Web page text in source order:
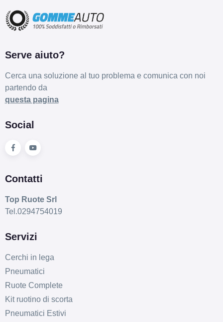
Serve aiuto?
Cerca una soluzione al tuo problema e comunica con noi
partendo da
questa pagina
Social
Contatti
Top Ruote Srl
Tel.0294754019
Servizi
Cerchi in lega
Pneumatici
Ruote Complete
Kit ruotino di scorta
Pneumatici Estivi